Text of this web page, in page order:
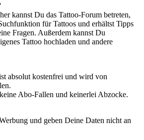
kannst Du das Tattoo-Forum betreten,
für Tattoos und erhältst Tipps
Fragen. Außerdem kannst Du
Tattoo hochladen und andere
absolut kostenfrei und wird von
Abo-Fallen und keinerlei Abzocke.
und geben Deine Daten nicht an